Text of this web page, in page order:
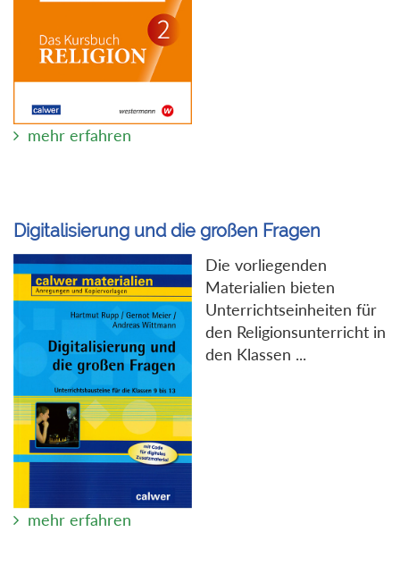
mehr erfahren
Digitalisierung und die großen Fragen
Die vorliegenden
Materialien bieten
Unterrichtseinheiten für
den Religionsunterricht in
den Klassen ...
mehr erfahren